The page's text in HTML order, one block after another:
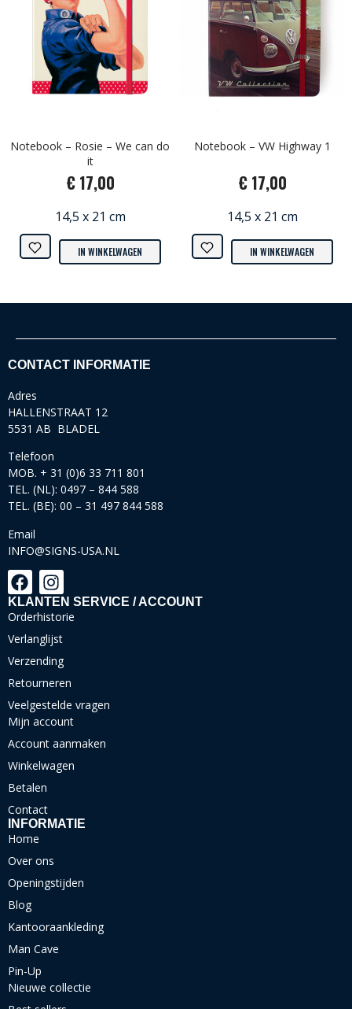
Notebook – Rosie – We can do
it
€ 17,00
14,5 x 21 cm
IN WINKELWAGEN
Notebook – VW Highway 1
€ 17,00
14,5 x 21 cm
IN WINKELWAGEN
CONTACT INFORMATIE
Adres
HALLENSTRAAT 12
5531 AB BLADEL
Telefoon
MOB. + 31 (0)6 33 711 801
TEL. (NL): 0497 – 844 588
TEL. (BE): 00 – 31 497 844 588
Email
INFO@SIGNS-USA.NL
KLANTEN SERVICE / ACCOUNT
Orderhistorie
Verlanglijst
Verzending
Retourneren
Veelgestelde vragen
Mijn account
Account aanmaken
Winkelwagen
Betalen
Contact
INFORMATIE
Home
Over ons
Openingstijden
Blog
Kantooraankleding
Man Cave
Pin-Up
Nieuwe collectie